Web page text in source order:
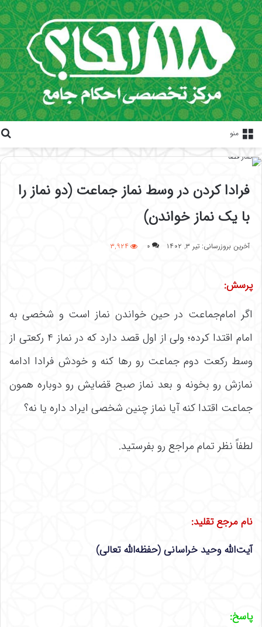
منو
فرادا کردن در وسط نماز جماعت (دو نماز را
با یک نماز خواندن)
آخرین بروزرسانی: تیر ۳, ۱۴۰۲ ۰ ۳,۹۲۴
پرسش:
اگر امام‌جماعت در حین خواندن نماز است و شخصی به
امام اقتدا کرده؛ ولی از اول قصد دارد که در نماز ۴ رکعتی از
وسط رکعت دوم جماعت رو رها کنه و خودش فرادا ادامه
نمازش رو بخونه و بعد نماز صبح قضایش رو دوباره همون
جماعت اقتدا کنه آیا نماز چنین شخصی ایراد داره یا نه؟
لطفاً نظر تمام مراجع رو بفرستید.
نام مرجع تقلید:
آیت‌الله وحید خراسانی (حفظه‌الله تعالی)
پاسخ: